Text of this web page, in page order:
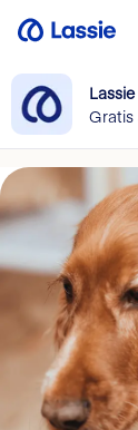
Lassie
Gratis